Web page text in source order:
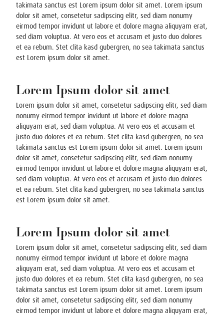
takimata sanctus est Lorem ipsum dolor sit amet. Lorem ipsum
dolor sit amet, consetetur sadipscing elitr, sed diam nonumy
eirmod tempor invidunt ut labore et dolore magna aliquyam erat,
sed diam voluptua. At vero eos et accusam et justo duo dolores
et ea rebum. Stet clita kasd gubergren, no sea takimata sanctus
est Lorem ipsum dolor sit amet.
Lorem Ipsum dolor sit amet
Lorem ipsum dolor sit amet, consetetur sadipscing elitr, sed diam
nonumy eirmod tempor invidunt ut labore et dolore magna
aliquyam erat, sed diam voluptua. At vero eos et accusam et
justo duo dolores et ea rebum. Stet clita kasd gubergren, no sea
takimata sanctus est Lorem ipsum dolor sit amet. Lorem ipsum
dolor sit amet, consetetur sadipscing elitr, sed diam nonumy
eirmod tempor invidunt ut labore et dolore magna aliquyam erat,
sed diam voluptua. At vero eos et accusam et justo duo dolores
et ea rebum. Stet clita kasd gubergren, no sea takimata sanctus
est Lorem ipsum dolor sit amet.
Lorem Ipsum dolor sit amet
Lorem ipsum dolor sit amet, consetetur sadipscing elitr, sed diam
nonumy eirmod tempor invidunt ut labore et dolore magna
aliquyam erat, sed diam voluptua. At vero eos et accusam et
justo duo dolores et ea rebum. Stet clita kasd gubergren, no sea
takimata sanctus est Lorem ipsum dolor sit amet. Lorem ipsum
dolor sit amet, consetetur sadipscing elitr, sed diam nonumy
eirmod tempor invidunt ut labore et dolore magna aliquyam erat,